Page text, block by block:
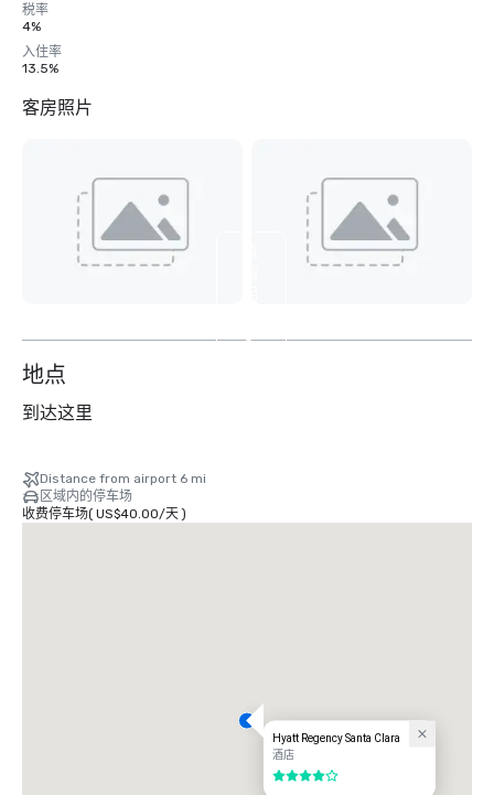
税率
4%
入住率
13.5%
客房照片
8
地点
到达这里
Distance from airport 6 mi
区域内的停车场
收费停车场( US$40.00/天)
Hyatt Regency Santa Clara
酒店
4/5